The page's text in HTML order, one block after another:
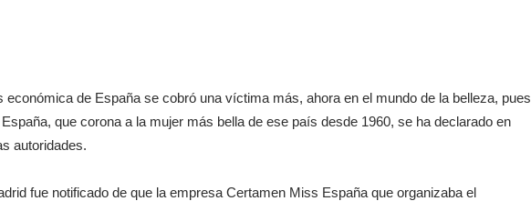
económica de España se cobró una víctima más, ahora en el mundo de la belleza, pues
que corona a la mujer más bella de ese país desde 1960, se ha declarado en
autoridades.
fue notificado de que la empresa Certamen Miss España que organizaba el